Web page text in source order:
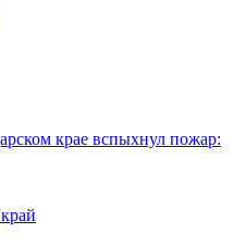
крае вспыхнул пожар: